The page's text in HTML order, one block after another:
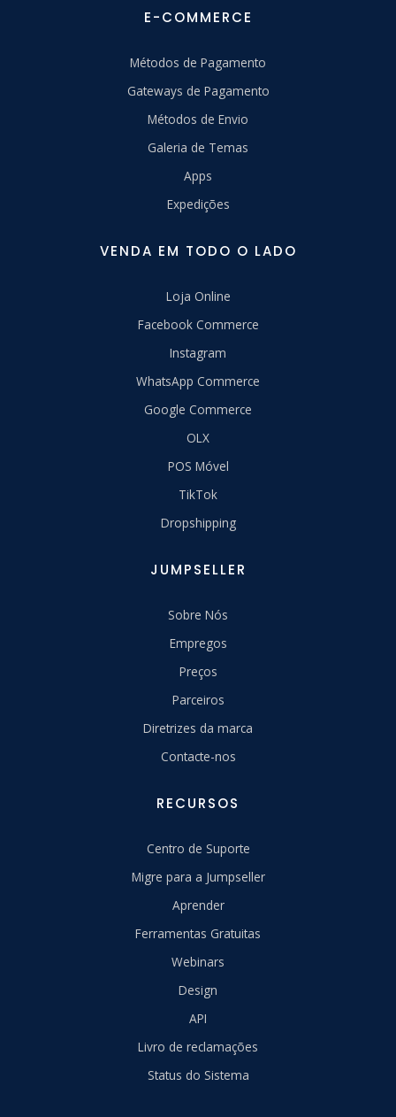
E-COMMERCE
Métodos de Pagamento
Gateways de Pagamento
Métodos de Envio
Galeria de Temas
Apps
Expedições
VENDA EM TODO O LADO
Loja Online
Facebook Commerce
Instagram
WhatsApp Commerce
Google Commerce
OLX
POS Móvel
TikTok
Dropshipping
JUMPSELLER
Sobre Nós
Empregos
Preços
Parceiros
Diretrizes da marca
Contacte-nos
RECURSOS
Centro de Suporte
Migre para a Jumpseller
Aprender
Ferramentas Gratuitas
Webinars
Design
API
Livro de reclamações
Status do Sistema